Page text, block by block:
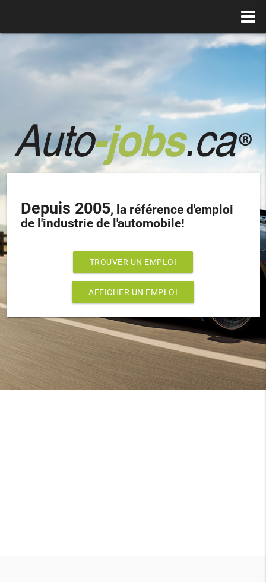
Depuis 2005, la référence d'emploi
de l'industrie de l'automobile!
TROUVER UN EMPLOI
AFFICHER UN EMPLOI